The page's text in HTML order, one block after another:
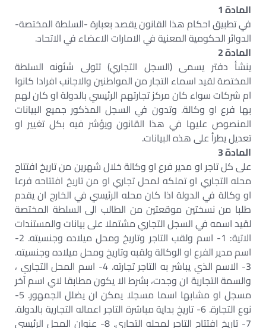
المادة 1
في تطبيق احكام هذا القانون يقصد بعبارة -السلطة المختصة-
الدوائر الحكومية المعنية في الامارات الاعضاء في الاتحاد.
المادة 2
ينشأ دفتر يسمى (السجل التجاري) تتولى شئونه السلطة
المختصة لقيد اسماء التجار من المواطنين والاجانب افرادا كانوا
ام شركات سواء كان مركز تجارتهم الرئيسي بالدولة او كان لهم
بها فرع او وكالة. وتدون في السجل المذكور جميع البيانات
المنصوص عليها في هذا القانون ويؤشر فيه بكل تغيير او
تعديل يطرأ على هذه البيانات.
المادة 3
على كل تاجر او مدير فرع او وكالة خلال شهرين من تاريخ افتتاح
محله التجاري او تملكه لمحل تجاري او من تاريخ افتتاحه فرعا
او وكالة في الدولة اذا كان محله الرئيسي في الخارج ان يقدم
طلبا من نسختين موقعتين من الطالب الى السلطة المختصة
لقيد اسمه في السجل التجاري مشتملا على بيانات والمستندات
الاتية: 1- اسم ولقب التاجر وتاريخ ومحل ميلاده وجنسيته. 2-
اسم مدير الفرع او الوكالة ولقبه وتاريخ ومحل ميلاده وجنسيته.
3- الاسم الذي يباشر به التاجر تجارته. 4- اسم المحل التجاري ،
والسمة التجارية ان وجدت، بشرط الا يكون مطابقا لاي اسم آخر
مسجل او مشابها اسما مسجلا يمكن ان يضلل الجمهور. 5-
نوع التجارة. 6- تاريخ بداية مباشرة التاجر اعماله التجارية بالدولة.
7- تاريخ افتتاح التاجر لمحله التجاري. 8- عنوان المحل الرئيسي